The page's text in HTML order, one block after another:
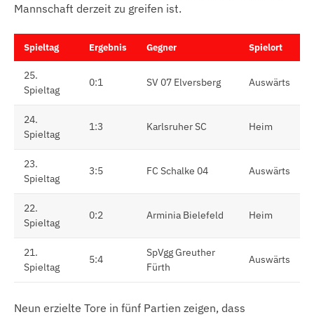
Mannschaft derzeit zu greifen ist.
Spieltag Ergebnis Gegner Spielort
25.
Spieltag
0:1 SV 07 Elversberg Auswärts
24.
Spieltag
1:3 Karlsruher SC Heim
23.
Spieltag
3:5 FC Schalke 04 Auswärts
22.
Spieltag
0:2 Arminia Bielefeld Heim
21.
Spieltag
5:4
SpVgg Greuther
Fürth
Auswärts
Neun erzielte Tore in fünf Partien zeigen, dass